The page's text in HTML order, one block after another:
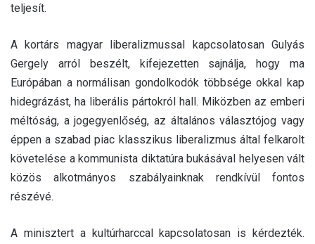
teljesít.
A kortárs magyar liberalizmussal kapcsolatosan Gulyás
Gergely arról beszélt, kifejezetten sajnálja, hogy ma
Európában a normálisan gondolkodók többsége okkal kap
hidegrázást, ha liberális pártokról hall. Miközben az emberi
méltóság, a jogegyenlőség, az általános választójog vagy
éppen a szabad piac klasszikus liberalizmus által felkarolt
követelése a kommunista diktatúra bukásával helyesen vált
közös alkotmányos szabályainknak rendkívül fontos
részévé.
A minisztert a kultúrharccal kapcsolatosan is kérdezték.